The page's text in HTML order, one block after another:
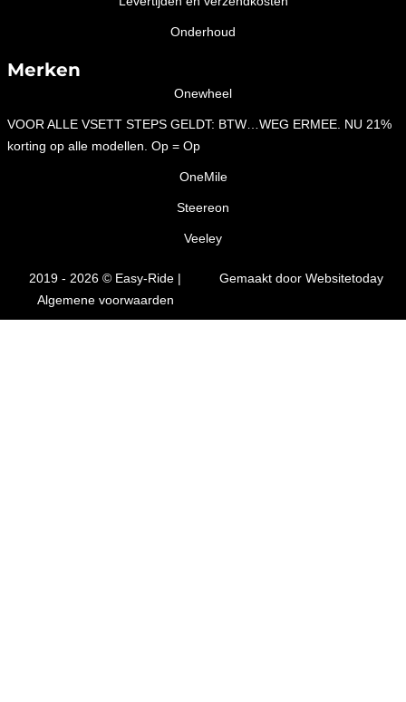
Onderhoud
Merken
Onewheel
VOOR ALLE VSETT STEPS GELDT: BTW…WEG ERMEE. NU 21%
korting op alle modellen. Op = Op
OneMile
Steereon
Veeley
2019 - 2026 © Easy-Ride |
Algemene voorwaarden
Gemaakt door Websitetoday